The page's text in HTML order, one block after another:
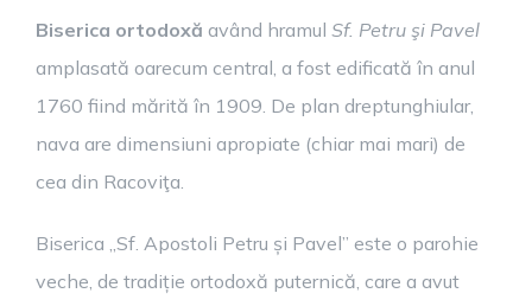
Biserica ortodoxă având hramul Sf. Petru şi Pavel
amplasată oarecum central, a fost edificată în anul
1760 fiind mărită în 1909. De plan dreptunghiular,
nava are dimensiuni apropiate (chiar mai mari) de
cea din Racoviţa.
Biserica „Sf. Apostoli Petru și Pavel” este o parohie
veche, de tradiție ortodoxă puternică, care a avut